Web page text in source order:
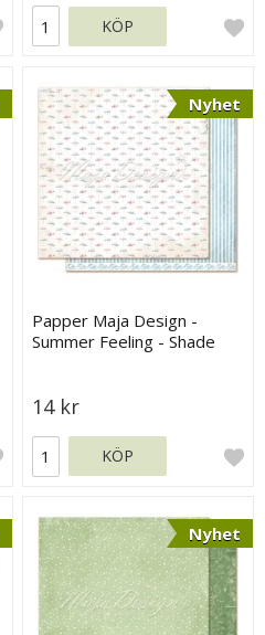
KÖP
Nyhet
Papper Maja Design -
Summer Feeling - Shade
14 kr
KÖP
Nyhet